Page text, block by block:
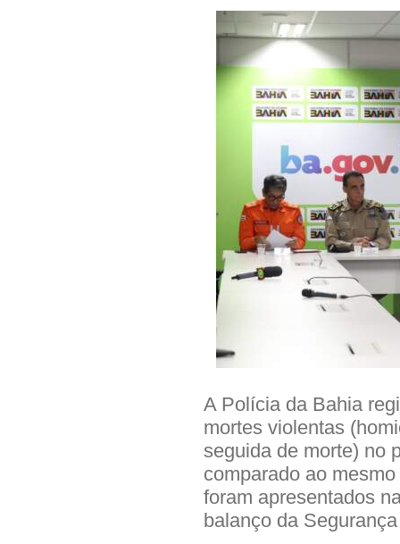
A Polícia da Bahia
mortes violentas
seguida de morte) no
comparado ao
foram apresentados
balanço da